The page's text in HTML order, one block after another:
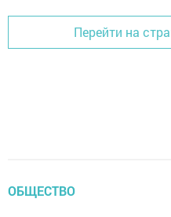
Перейти на
ОБЩЕСТВО